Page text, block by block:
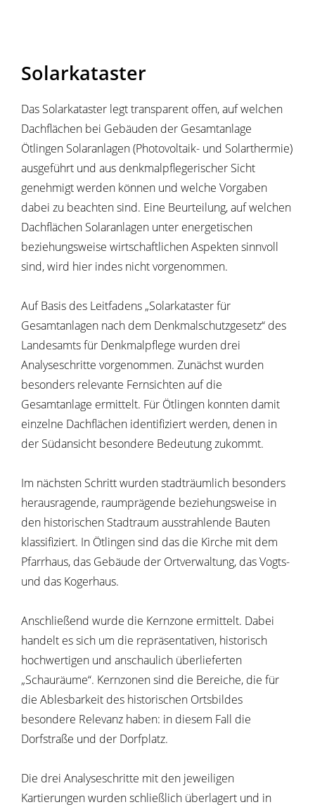
Solarkataster
Das Solarkataster legt transparent offen, auf welchen
Dachflächen bei Gebäuden der Gesamtanlage
Ötlingen Solaranlagen (Photovoltaik- und Solarthermie)
ausgeführt und aus denkmalpflegerischer Sicht
genehmigt werden können und welche Vorgaben
dabei zu beachten sind. Eine Beurteilung, auf welchen
Dachflächen Solaranlagen unter energetischen
beziehungsweise wirtschaftlichen Aspekten sinnvoll
sind, wird hier indes nicht vorgenommen.
Auf Basis des Leitfadens „Solarkataster für
Gesamtanlagen nach dem Denkmalschutzgesetz“ des
Landesamts für Denkmalpflege wurden drei
Analyseschritte vorgenommen. Zunächst wurden
besonders relevante Fernsichten auf die
Gesamtanlage ermittelt. Für Ötlingen konnten damit
einzelne Dachflächen identifiziert werden, denen in
der Südansicht besondere Bedeutung zukommt.
Im nächsten Schritt wurden stadträumlich besonders
herausragende, raumprägende beziehungsweise in
den historischen Stadtraum ausstrahlende Bauten
klassifiziert. In Ötlingen sind das die Kirche mit dem
Pfarrhaus, das Gebäude der Ortverwaltung, das Vogts-
und das Kogerhaus.
Anschließend wurde die Kernzone ermittelt. Dabei
handelt es sich um die repräsentativen, historisch
hochwertigen und anschaulich überlieferten
„Schauräume“. Kernzonen sind die Bereiche, die für
die Ablesbarkeit des historischen Ortsbildes
besondere Relevanz haben: in diesem Fall die
Dorfstraße und der Dorfplatz.
Die drei Analyseschritte mit den jeweiligen
Kartierungen wurden schließlich überlagert und in